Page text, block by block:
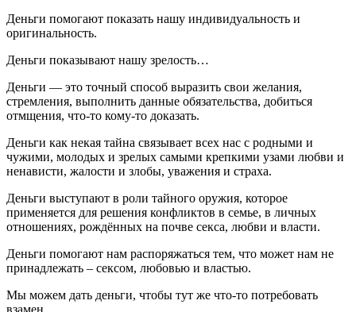
Деньги помогают показать нашу индивидуальность и
оригинальность.
Деньги показывают нашу зрелость…
Деньги — это точный способ выразить свои желания,
стремления, выполнить данные обязательства, добиться
отмщения, что-то кому-то доказать.
Деньги как некая тайна связывает всех нас с родными и
чужими, молодых и зрелых самыми крепкими узами любви и
ненависти, жалости и злобы, уважения и страха.
Деньги выступают в роли тайного оружия, которое
применяется для решения конфликтов в семье, в личных
отношениях, рождённых на почве секса, любви и власти.
Деньги помогают нам распоряжаться тем, что может нам не
принадлежать – сексом, любовью и властью.
Мы можем дать деньги, чтобы тут же что-то потребовать